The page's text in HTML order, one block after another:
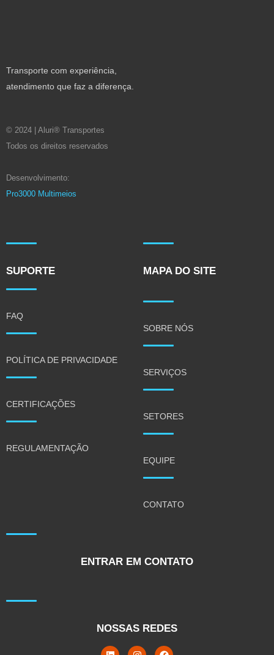
Transporte com experiência,
atendimento que faz a diferença.
© 2024 | Aluri® Transportes
Todos os direitos reservados
Desenvolvimento:
Pro3000 Multimeios
SUPORTE
FAQ
POLÍTICA DE PRIVACIDADE
CERTIFICAÇÕES
REGULAMENTAÇÃO
MAPA DO SITE
SOBRE NÓS
SERVIÇOS
SETORES
EQUIPE
CONTATO
ENTRAR EM CONTATO
NOSSAS REDES